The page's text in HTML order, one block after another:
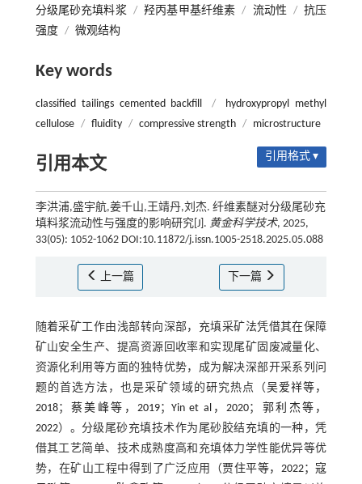
分级尾砂充填料浆 / 羟丙基甲基纤维素 / 流动性 / 抗压
强度 / 微观结构
Key words
classified tailings cemented backfill /
hydroxypropyl methyl
cellulose / fluidity / compressive strength / microstructure
引用本文 引用格式 ▾
李洪浦,盛宇航,姜千山,王靖丹,刘杰. 纤维素醚对分级尾砂充
填料浆流动性与强度的影响研究[J]. 黄金科学技术, 2025,
33(05): 1052-1062 DOI:10.11872/j.issn.1005-2518.2025.05.088
上一篇 下一篇
随着采矿工作由浅部转向深部，充填采矿法凭借其在保障
矿山安全生产、提高资源回收率和实现尾矿固废减量化、
资源化利用等方面的独特优势，成为解决深部开采系列问
题的首选方法，也是采矿领域的研究热点（吴爱祥等，
2018； 蔡美峰等，2019； Yin et al，2020；
郭利杰等，
2022）。分级尾砂充填技术作为尾砂胶结充填的一种，凭
借其工艺简单、技术成熟度高和充填体力学性能优异等优
势，在矿山工程中得到了广泛应用（贾住平等，2022； 寇